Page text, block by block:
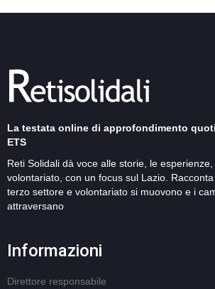
La testata online di approfondimento
ETS
Reti Solidali dà voce alle storie, le
volontariato, con un focus sul Lazio.
terzo settore e volontariato si muovono e i
attraversano
Informazioni
Direttore responsabile